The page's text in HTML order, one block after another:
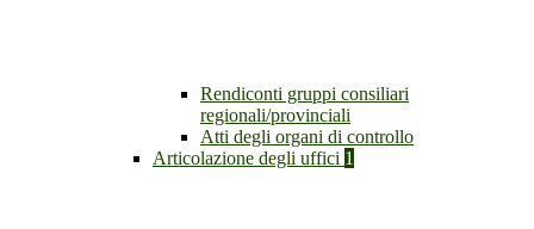
Rendiconti gruppi consiliari
regionali/provinciali
Atti degli organi di controllo
Articolazione degli uffici 1